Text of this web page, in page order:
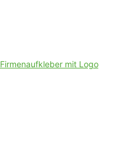
Firmenaufkleber mit Logo